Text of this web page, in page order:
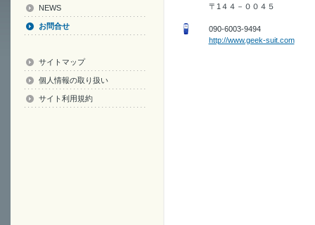
〒1４４－００４５
090-6003-9494
http://www.geek-suit.com
NEWS
お問合せ
サイトマップ
個人情報の取り扱い
サイト利用規約